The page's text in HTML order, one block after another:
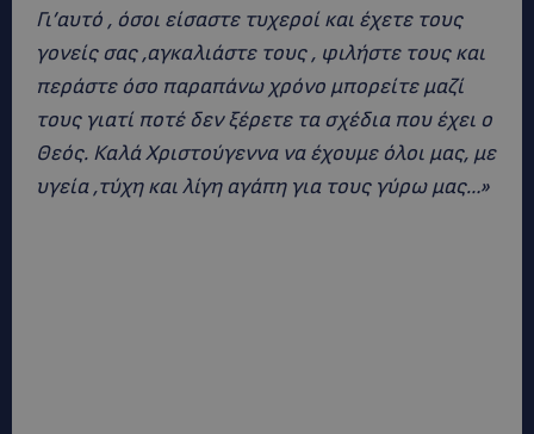
Γι’αυτό , όσοι είσαστε τυχεροί και έχετε τους
γονείς σας ,αγκαλιάστε τους , φιλήστε τους και
περάστε όσο παραπάνω χρόνο μπορείτε μαζί
τους γιατί ποτέ δεν ξέρετε τα σχέδια που έχει ο
Θεός. Καλά Χριστούγεννα να έχουμε όλοι μας, με
υγεία ,τύχη και λίγη αγάπη για τους γύρω μας…»